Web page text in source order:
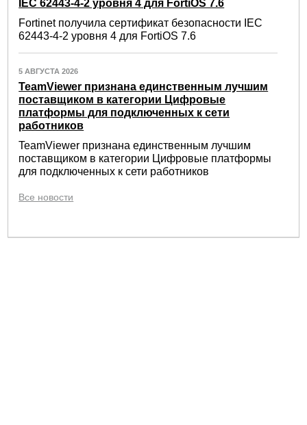
IEC 62443-4-2 уровня 4 для FortiOS 7.6
Fortinet получила сертификат безопасности IEC
62443-4-2 уровня 4 для FortiOS 7.6
5 АВГУСТА 2026
TeamViewer признана единственным лучшим
поставщиком в категории Цифровые
платформы для подключенных к сети
работников
TeamViewer признана единственным лучшим
поставщиком в категории Цифровые платформы
для подключенных к сети работников
Все новости